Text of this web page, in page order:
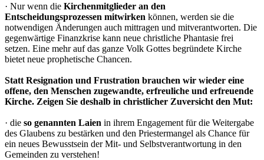
· Nur wenn die Kirchenmitglieder an den
Entscheidungsprozessen mitwirken können, werden sie die
notwendigen Änderungen auch mittragen und mitverantworten. Die
gegenwärtige Finanzkrise kann neue christliche Phantasie frei
setzen. Eine mehr auf das ganze Volk Gottes begründete Kirche
bietet neue prophetische Chancen.
Statt Resignation und Frustration brauchen wir wieder eine
offene, den Menschen zugewandte, erfreuliche und erfreuende
Kirche. Zeigen Sie deshalb in christlicher Zuversicht den Mut:
· die so genannten Laien in ihrem Engagement für die Weitergabe
des Glaubens zu bestärken und den Priestermangel als Chance für
ein neues Bewusstsein der Mit- und Selbstverantwortung in den
Gemeinden zu verstehen!